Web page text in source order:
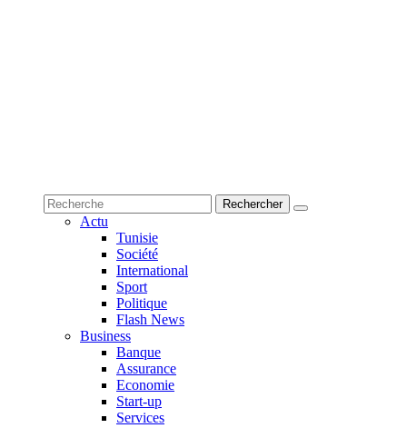
Actu
Tunisie
Société
International
Sport
Politique
Flash News
Business
Banque
Assurance
Economie
Start-up
Services